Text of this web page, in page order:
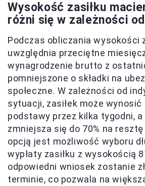
Wysokość zasiłku
różni się w zależności
Podczas obliczania wysokości
uwzględnia przeciętne
wynagrodzenie brutto z
pomniejszone o składki na
społeczne. W zależności od
sytuacji, zasiłek może wynosić
podstawy przez kilka tygodni, a
zmniejsza się do 70% na
opcją jest możliwość wyboru
wypłaty zasiłku z wysokością
odpowiedni wniosek zostanie
terminie, co pozwala na